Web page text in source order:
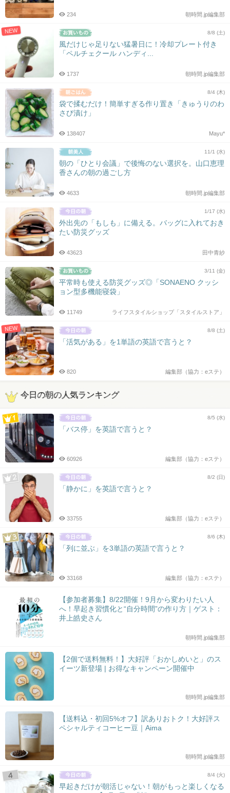
朝時間.jp編集部
234
NEW 8/8 (土)
風だけじゃ足りない猛暑日に！冷却プレート付き
「ペルチェクール ハンディ...
朝時間.jp編集部
1737
8/4 (木)
袋で揉むだけ！簡単すぎる作り置き「きゅうりのわ
さび漬け」
Mayu*
138407
11/1 (水)
朝の「ひとり会議」で後悔のない選択を。山口恵理
香さんの朝の過ごし方
朝時間.jp編集部
4633
1/17 (水)
外出先の「もしも」に備える。バッグに入れておき
たい防災グッズ
田中青紗
43623
3/11 (金)
平常時も使える防災グッズ◎「SONAENO クッシ
ョン型多機能寝袋」
ライフスタイルショップ「スタイルストア」
11749
NEW 8/8 (土)
「活気がある」を1単語の英語で言うと？
編集部（協力：eステ）
820
今日の朝の人気ランキング
8/5 (水)
「バス停」を英語で言うと？
編集部（協力：eステ）
60926
8/2 (日)
「静かに」を英語で言うと？
編集部（協力：eステ）
33755
8/6 (木)
「列に並ぶ」を3単語の英語で言うと？
編集部（協力：eステ）
33168
【参加者募集】8/22開催！9月から変わりたい人
へ！早起き習慣化と“自分時間”の作り方｜ゲスト：
井上皓史さん
朝時間.jp編集部
【2個で送料無料！】大好評「おかしめいと」のス
イーツ新登場 | お得なキャンペーン開催中
朝時間.jp編集部
【送料込・初回5%オフ】訳ありおトク！大好評ス
ペシャルティコーヒー豆｜Aima
朝時間.jp編集部
8/4 (火)
早起きだけが朝活じゃない！朝がもっと楽しくなる